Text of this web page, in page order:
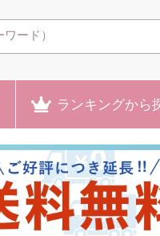
ランキングから